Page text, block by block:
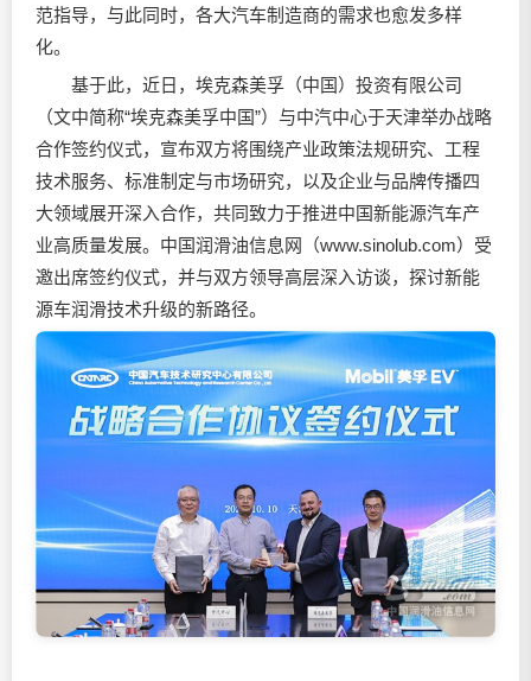
范指导，与此同时，各大汽车制造商的需求也愈发多样
化。
基于此，近日，埃克森美孚（中国）投资有限公司
（文中简称“埃克森美孚中国”）与中汽中心于天津举办战略
合作签约仪式，宣布双方将围绕产业政策法规研究、工程
技术服务、标准制定与市场研究，以及企业与品牌传播四
大领域展开深入合作，共同致力于推进中国新能源汽车产
业高质量发展。中国润滑油信息网（www.sinolub.com）受
邀出席签约仪式，并与双方领导高层深入访谈，探讨新能
源车润滑技术升级的新路径。